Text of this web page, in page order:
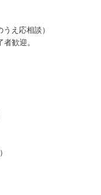
え応相談）
歓迎。